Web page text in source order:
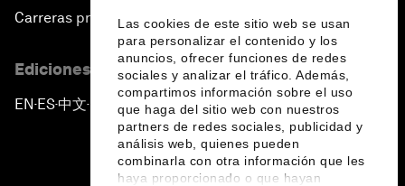
Las cookies de este sitio web se usan
para personalizar el contenido y los
anuncios, ofrecer funciones de redes
sociales y analizar el tráfico. Además,
compartimos información sobre el uso
que haga del sitio web con nuestros
partners de redes sociales, publicidad y
análisis web, quienes pueden
combinarla con otra información que les
haya proporcionado o que hayan
Carreras profesionales
Ediciones en otros idiomas
EN ▪ES▪中文▪ 日本語